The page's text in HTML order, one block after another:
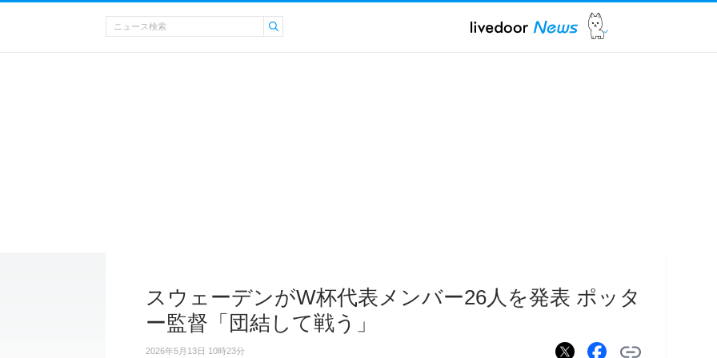
スウェーデンがW杯代表メンバー26人を発表 ポッタ
ー監督「団結して戦う」
2026年5月13日 10時23分